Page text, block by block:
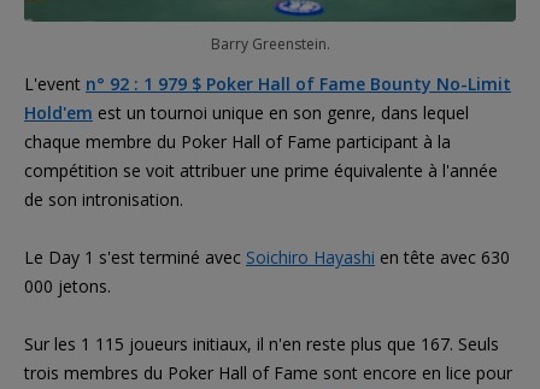
Barry Greenstein.
L'event n° 92 : 1 979 $ Poker Hall of Fame Bounty No-Limit
Hold'em est un tournoi unique en son genre, dans lequel
chaque membre du Poker Hall of Fame participant à la
compétition se voit attribuer une prime équivalente à l'année
de son intronisation.
Le Day 1 s'est terminé avec Soichiro Hayashi en tête avec 630
000 jetons.
Sur les 1 115 joueurs initiaux, il n'en reste plus que 167. Seuls
trois membres du Poker Hall of Fame sont encore en lice pour